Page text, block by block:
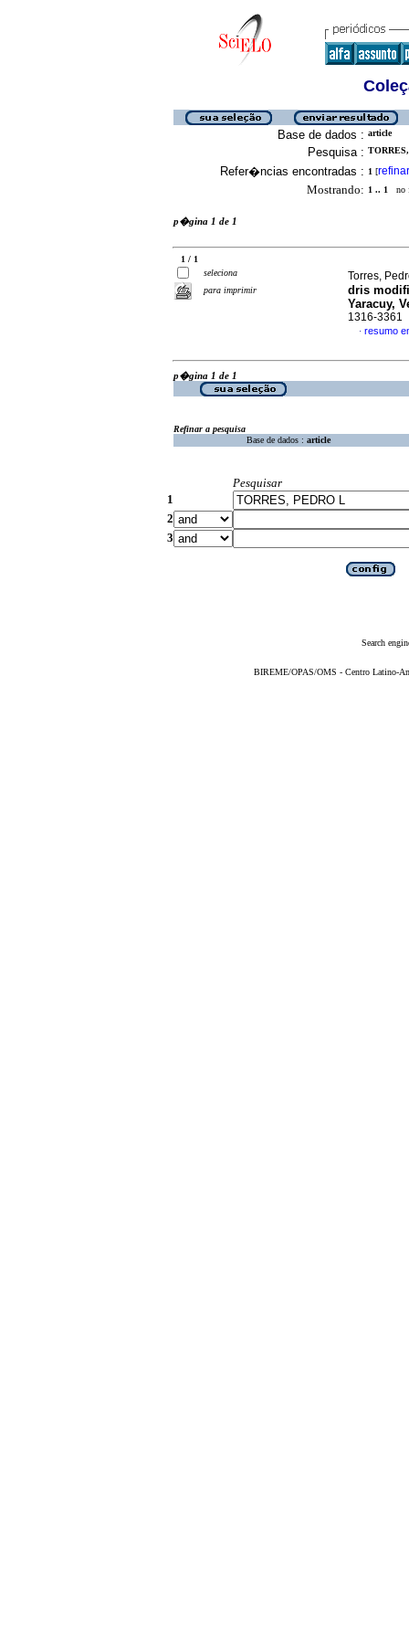
Base de dados : article
Pesquisa :
Refer�ncias encontradas : 1 [refinar
Mostrando: 1 .. 1 no
p�gina 1 de 1
1 / 1
seleciona
para imprimir
Torres,
dris
Yaracuy,
1316-3361
· resumo
p�gina 1 de 1
Refinar a pesquisa
Base de dados : article
Pesquisar
1
2
3
Search
BIREME/OPAS/OMS - Centro Latino-